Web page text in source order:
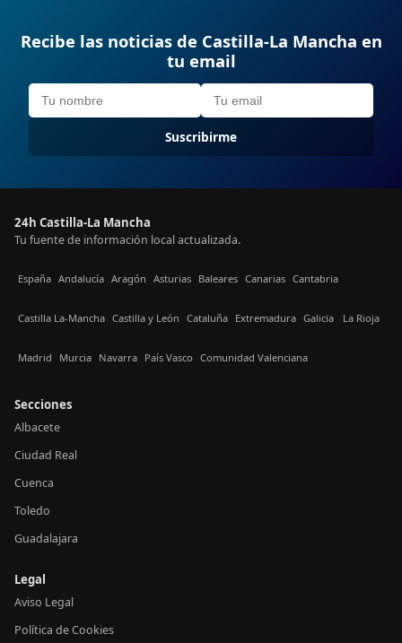
Recibe las noticias de Castilla-La Mancha en
tu email
Suscribirme
24h Castilla-La Mancha
Tu fuente de información local actualizada.
España Andalucía Aragón Asturias Baleares Canarias Cantabria
Castilla La-Mancha Castilla y León Cataluña Extremadura Galicia La Rioja
Madrid Murcia Navarra País Vasco Comunidad Valenciana
Secciones
Albacete
Ciudad Real
Cuenca
Toledo
Guadalajara
Legal
Aviso Legal
Política de Cookies